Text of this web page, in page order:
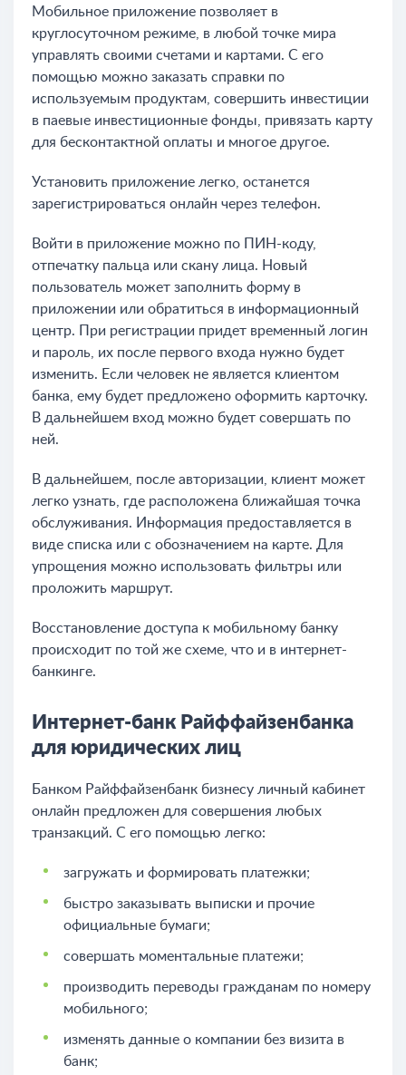
Мобильное приложение позволяет в
круглосуточном режиме, в любой точке мира
управлять своими счетами и картами. С его
помощью можно заказать справки по
используемым продуктам, совершить инвестиции
в паевые инвестиционные фонды, привязать карту
для бесконтактной оплаты и многое другое.
Установить приложение легко, останется
зарегистрироваться онлайн через телефон.
Войти в приложение можно по ПИН-коду,
отпечатку пальца или скану лица. Новый
пользователь может заполнить форму в
приложении или обратиться в информационный
центр. При регистрации придет временный логин
и пароль, их после первого входа нужно будет
изменить. Если человек не является клиентом
банка, ему будет предложено оформить карточку.
В дальнейшем вход можно будет совершать по
ней.
В дальнейшем, после авторизации, клиент может
легко узнать, где расположена ближайшая точка
обслуживания. Информация предоставляется в
виде списка или с обозначением на карте. Для
упрощения можно использовать фильтры или
проложить маршрут.
Восстановление доступа к мобильному банку
происходит по той же схеме, что и в интернет-
банкинге.
Интернет-банк Райффайзенбанка
для юридических лиц
Банком Райффайзенбанк бизнесу личный кабинет
онлайн предложен для совершения любых
транзакций. С его помощью легко:
загружать и формировать платежки;
быстро заказывать выписки и прочие
официальные бумаги;
совершать моментальные платежи;
производить переводы гражданам по номеру
мобильного;
изменять данные о компании без визита в
банк;